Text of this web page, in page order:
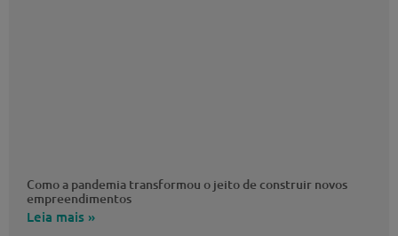
Como a pandemia transformou o jeito de construir novos
empreendimentos
Leia mais »